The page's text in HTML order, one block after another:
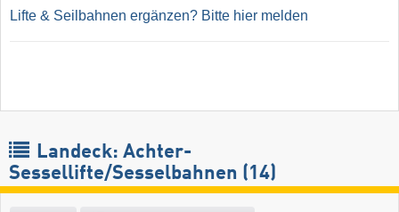
Lifte & Seilbahnen ergänzen? Bitte hier melden
Landeck: Achter-
Sessellifte/Sesselbahnen (14)